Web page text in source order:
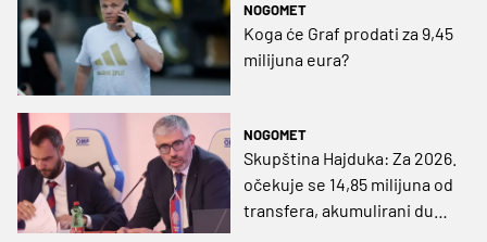
NOGOMET
Koga će Graf prodati za 9,45
milijuna eura?
NOGOMET
Skupština Hajduka: Za 2026.
očekuje se 14,85 milijuna od
transfera, akumulirani dug